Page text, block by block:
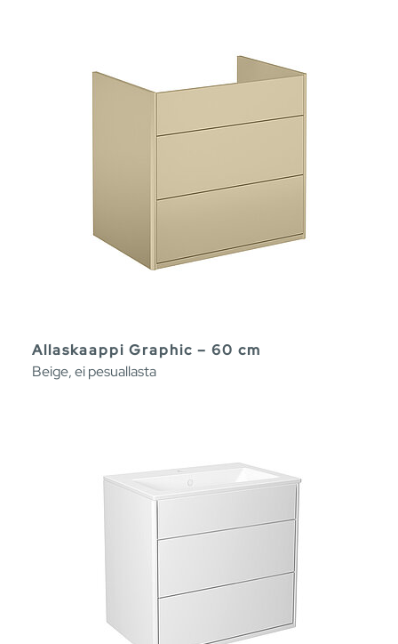
Allaskaappi Graphic – 60 cm
Beige, ei pesuallasta